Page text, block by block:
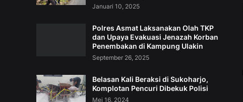
Januari 10, 2025
Polres Asmat Laksanakan Olah TKP
dan Upaya Evakuasi Jenazah Korban
Penembakan di Kampung Ulakin
September 26, 2025
Belasan Kali Beraksi di Sukoharjo,
Komplotan Pencuri Dibekuk Polisi
Mei 16, 2024